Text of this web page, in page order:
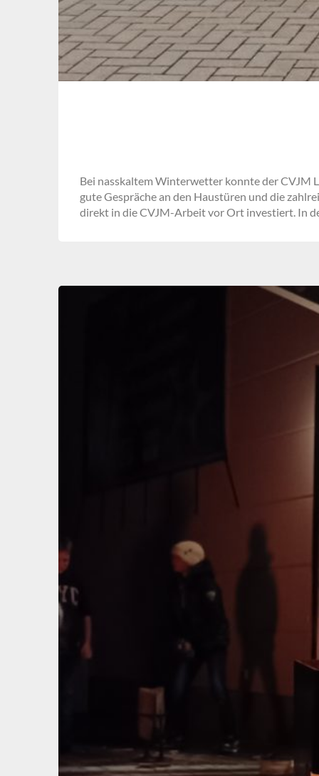
Bei nasskaltem Winterwetter konnte der CVJM
gute Gespräche an den Haustüren und die
direkt in die CVJM-Arbeit vor Ort investiert. In